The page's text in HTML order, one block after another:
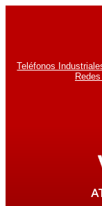
Teléfonos